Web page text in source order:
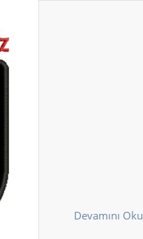
Devamını Oku